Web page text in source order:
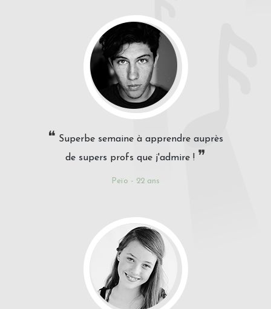
❝ Superbe semaine à apprendre auprès
de supers profs que j'admire ! ❞
Peïo - 22 ans